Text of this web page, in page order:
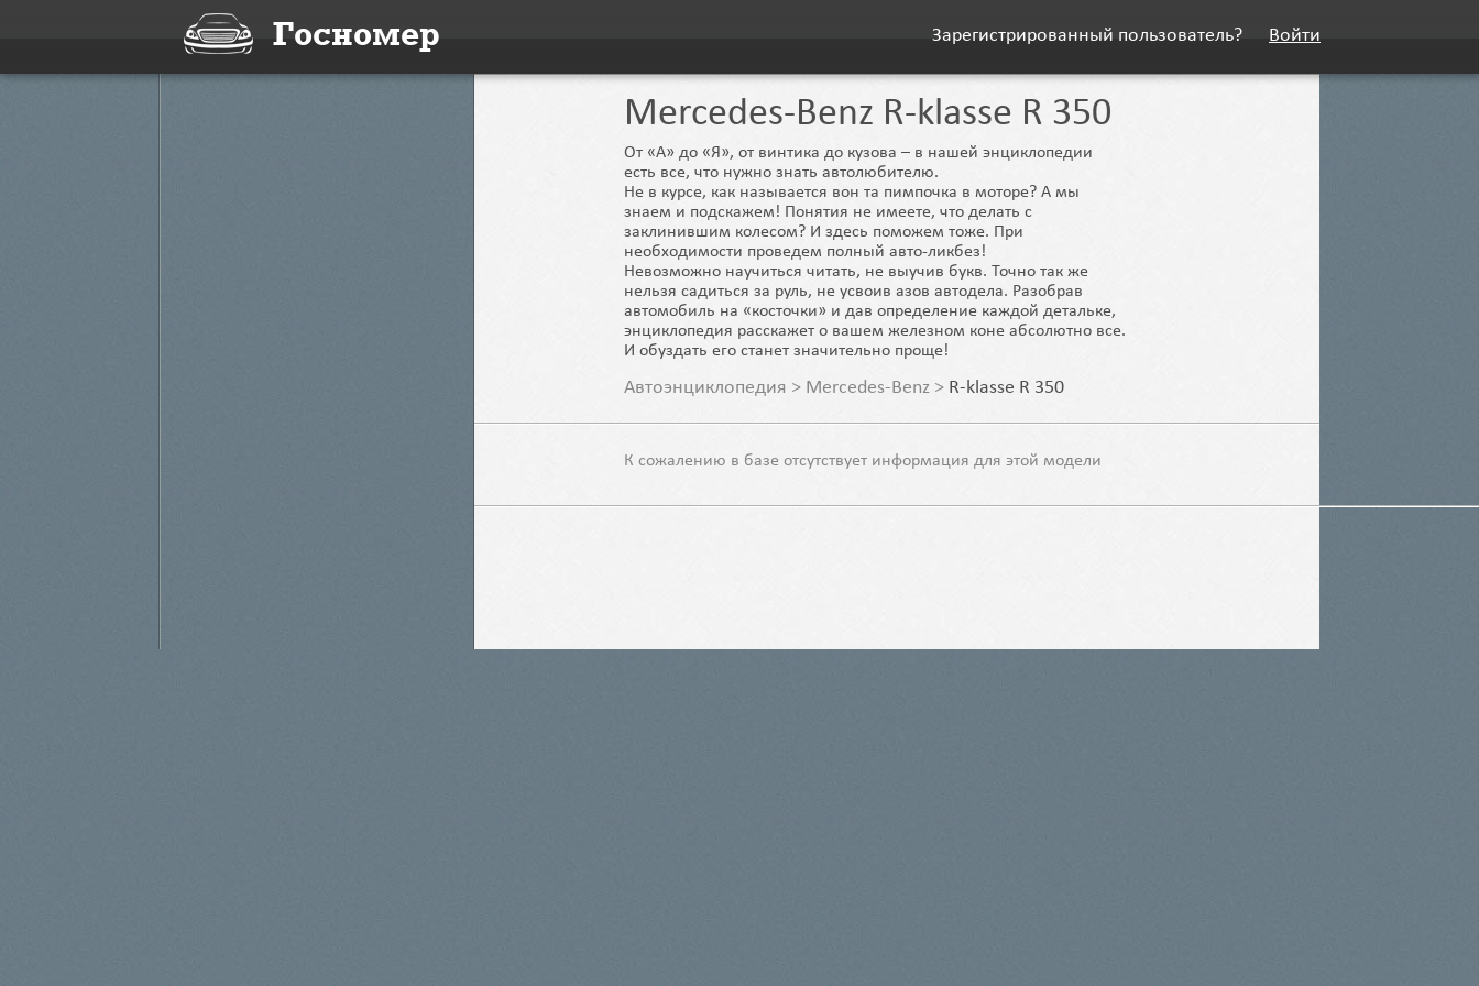
Госномер Зарегистрированный пользователь? Войти
Mercedes-Benz R-klasse R 350
От «А» до «Я», от винтика до кузова – в нашей энциклопедии
есть все, что нужно знать автолюбителю.
Не в курсе, как называется вон та пимпочка в моторе? А мы
знаем и подскажем! Понятия не имеете, что делать с
заклинившим колесом? И здесь поможем тоже. При
необходимости проведем полный авто-ликбез!
Невозможно научиться читать, не выучив букв. Точно так же
нельзя садиться за руль, не усвоив азов автодела. Разобрав
автомобиль на «косточки» и дав определение каждой детальке,
энциклопедия расскажет о вашем железном коне абсолютно все.
И обуздать его станет значительно проще!
Автоэнциклопедия > Mercedes-Benz > R-klasse R 350
К сожалению в базе отсутствует информация для этой модели